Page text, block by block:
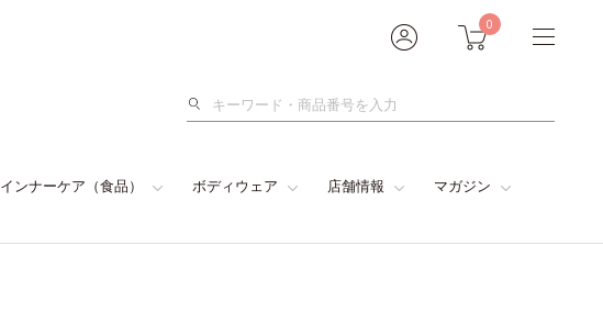
0
検
インナーケア（食品） ボディウェア 店舗情報 マガジン